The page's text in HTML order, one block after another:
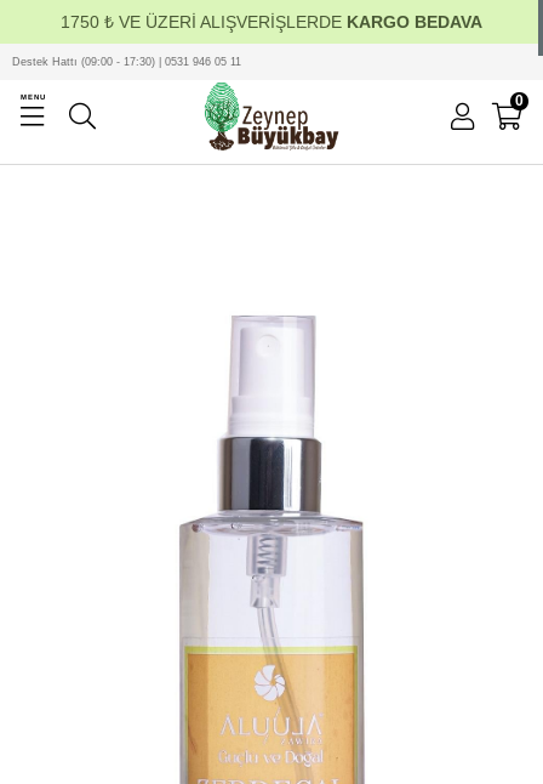
1750 ₺ VE ÜZERİ ALIŞVERİŞLERDE KARGO BEDAVA
MENU
Destek Hattı (09:00 - 17:30) | 0531 946 05 11
0